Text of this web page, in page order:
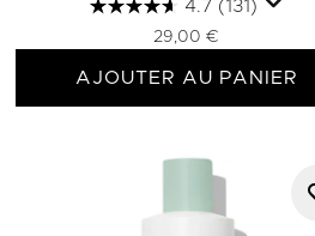
4.7 (131)
29,00 €
AJOUTER AU PANIER